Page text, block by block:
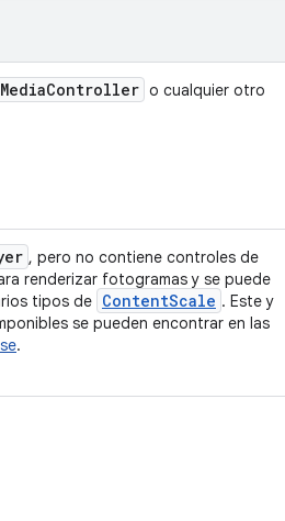
MediaController o cualquier otro
, pero no contiene controles de
renderizar fotogramas y se puede
tipos de ContentScale . Este y
se pueden encontrar en las
.